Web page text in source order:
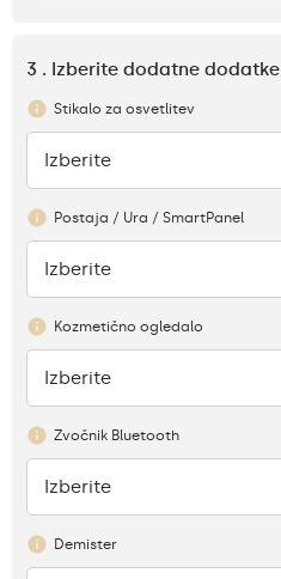
3 . Izberite dodatne dodatke
Stikalo za osvetlitev
Ni
Izberite
Postaja / Ura / SmartPanel
Ni
Izberite
Kozmetično ogledalo
Ni
Izberite
Zvočnik Bluetooth
Ni
Izberite
Demister